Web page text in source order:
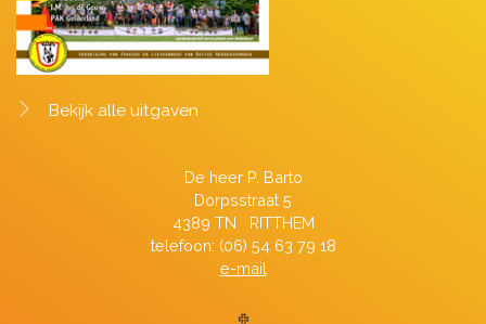
Bekijk alle uitgaven
De heer P. Barto
Dorpsstraat 5
4389 TN RITTHEM
telefoon: (06) 54 63 79 18
e-mail